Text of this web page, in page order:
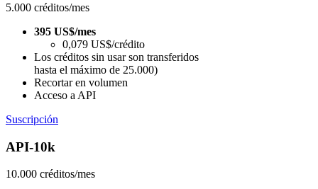
5.000 créditos/mes
395 US$/mes
0,079 US$/crédito
Los créditos sin usar son transferidos
hasta el máximo de 25.000)
Recortar en volumen
Acceso a API
Suscripción
API-10k
10.000 créditos/mes